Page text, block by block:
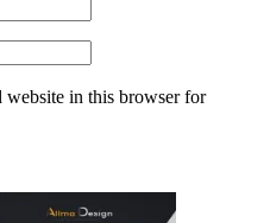
website in this browser for